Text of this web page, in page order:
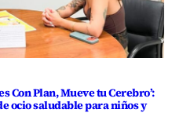
Con Plan, Mueve tu Cerebro’:
ocio saludable para niños y